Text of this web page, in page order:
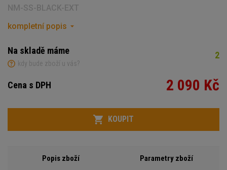
NM-SS-BLACK-EXT
kompletní popis
Na skladě máme
kdy bude zboží u vás?
2
Cena s DPH 2 090 Kč
Počet
KOUPIT
Popis zboží Parametry zboží